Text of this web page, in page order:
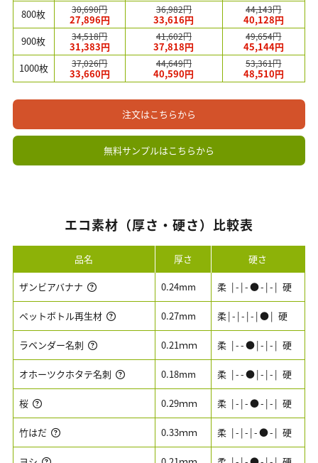
800枚
30,690円
27,896円
36,982円
33,616円
44,143円
40,128円
900枚
34,518円
31,383円
41,602円
37,818円
49,654円
45,144円
1000枚
37,026円
33,660円
44,649円
40,590円
53,361円
48,510円
無料サンプルはこちらから
注文はこちらから
エコ素材（厚さ・硬さ）比較表
品名 厚さ 硬さ
ザンビアバナナ 0.24mm 柔 |-|-●-|-| 硬
ペットボトル再生材 0.27mm 柔|-|-|-|●| 硬
ラベンダー名刺 0.21ｍｍ 柔 |--●|-|-| 硬
オホーツクホタテ名刺 0.18mm 柔 |--●|-|-| 硬
桜 0.29ｍｍ 柔 |-|-●-|-| 硬
竹はだ 0.33ｍｍ 柔 |-|-|-●-| 硬